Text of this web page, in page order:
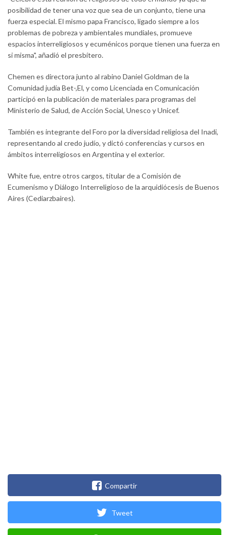
posibilidad de tener una voz que sea de un conjunto, tiene una
fuerza especial. El mismo papa Francisco, ligado siempre a los
problemas de pobreza y ambientales mundiales, promueve
espacios interreligiosos y ecuménicos porque tienen una fuerza en
si misma", añadió el presbítero.
Chemen es directora junto al rabino Daniel Goldman de la
Comunidad judía Bet-,El, y como Licenciada en Comunicación
participó en la publicación de materiales para programas del
Ministerio de Salud, de Acción Social, Unesco y Unicef.
También es integrante del Foro por la diversidad religiosa del Inadi,
representando al credo judío, y dictó conferencias y cursos en
ámbitos interreligiosos en Argentina y el exterior.
White fue, entre otros cargos, titular de a Comisión de
Ecumenismo y Diálogo Interreligioso de la arquidiócesis de Buenos
Aires (Cediarzbaires).
Compartir
Tweet